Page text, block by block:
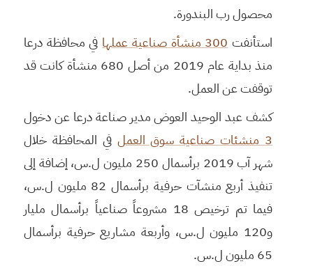
محصول رب البندورة.
استأنفت300 منشأة صناعية عملها
في محافظة درعا
منذ بداية عام 2019 من أصل 680 منشأة كانت قد
توقفت عن العمل.
كشف عبد الوحيد العوض مدير صناعة درعا عن دخول
3 منشئات صناعية سوق العمل
في المحافظة خلال
شهر آب 2019 برأسمال 250 مليون ل.س، إضافة إلى
تنفيذ أربع منشآت حرفية برأسمال 82 مليون ل.س،
فيما تم ترخيص 18 مشروعاً صناعياً برأسمال مليار
و120 مليون ل.س، وأربعة مشاريع حرفية برأسمال
65 مليون ل.س.